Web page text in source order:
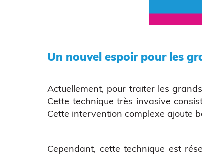
Un nouvel espoir pour les
Actuellement, pour traiter les
Cette technique très invasive
Cette intervention complexe ajoute
Cependant, cette technique est